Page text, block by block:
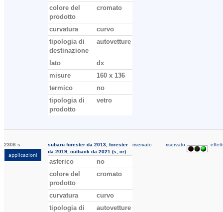
colore del
prodotto
cromato
curvatura
curvo
tipologia di
destinazione
autovetture
lato
dx
misure
160 x 136
termico
no
tipologia di
prodotto
vetro
2306 s
applicazioni
subaru forester da 2013, forester
da 2019, outback da 2021 (s, cr)
asferico
no
colore del
prodotto
cromato
curvatura
curvo
tipologia di
autovetture
riservato riservato